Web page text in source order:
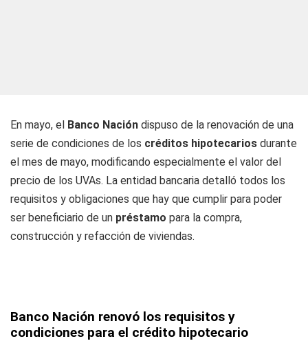
En mayo, el Banco Nación dispuso de la renovación de una
serie de condiciones de los créditos hipotecarios durante
el mes de mayo, modificando especialmente el valor del
precio de los UVAs. La entidad bancaria detalló todos los
requisitos y obligaciones que hay que cumplir para poder
ser beneficiario de un préstamo para la compra,
construcción y refacción de viviendas.
Banco Nación renovó los requisitos y
condiciones para el crédito hipotecario